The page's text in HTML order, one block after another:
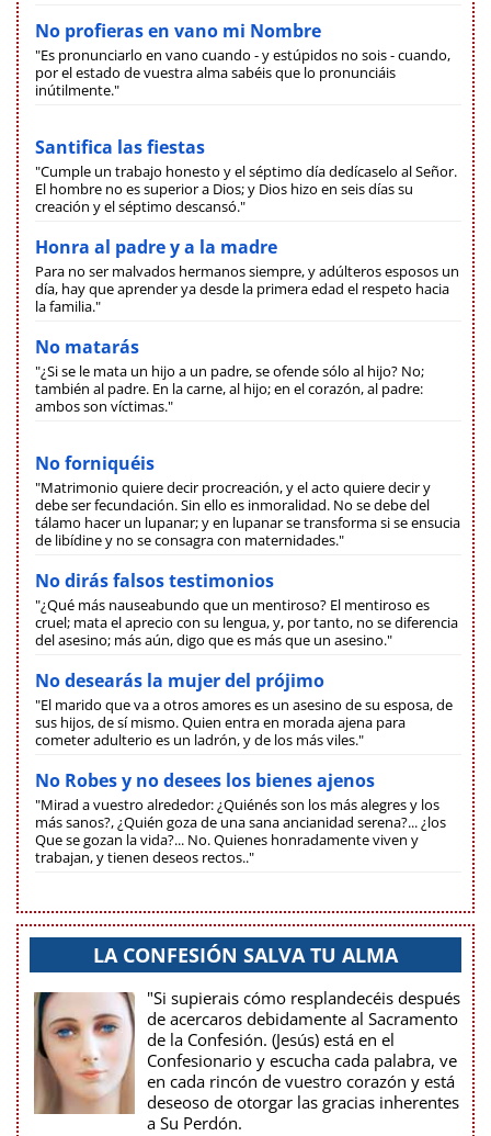
No profieras en vano mi Nombre
"Es pronunciarlo en vano cuando - y estúpidos no sois - cuando,
por el estado de vuestra alma sabéis que lo pronunciáis
inútilmente."
Santifica las fiestas
"Cumple un trabajo honesto y el séptimo día dedícaselo al Señor.
El hombre no es superior a Dios; y Dios hizo en seis días su
creación y el séptimo descansó."
Honra al padre y a la madre
Para no ser malvados hermanos siempre, y adúlteros esposos un
día, hay que aprender ya desde la primera edad el respeto hacia
la familia."
No matarás
"¿Si se le mata un hijo a un padre, se ofende sólo al hijo? No;
también al padre. En la carne, al hijo; en el corazón, al padre:
ambos son víctimas."
No forniquéis
"Matrimonio quiere decir procreación, y el acto quiere decir y
debe ser fecundación. Sin ello es inmoralidad. No se debe del
tálamo hacer un lupanar; y en lupanar se transforma si se ensucia
de libídine y no se consagra con maternidades."
No dirás falsos testimonios
"¿Qué más nauseabundo que un mentiroso? El mentiroso es
cruel; mata el aprecio con su lengua, y, por tanto, no se diferencia
del asesino; más aún, digo que es más que un asesino."
No desearás la mujer del prójimo
"El marido que va a otros amores es un asesino de su esposa, de
sus hijos, de sí mismo. Quien entra en morada ajena para
cometer adulterio es un ladrón, y de los más viles."
No Robes y no desees los bienes ajenos
"Mirad a vuestro alrededor: ¿Quiénés son los más alegres y los
más sanos?, ¿Quién goza de una sana ancianidad serena?... ¿los
Que se gozan la vida?... No. Quienes honradamente viven y
trabajan, y tienen deseos rectos.."
LA CONFESIÓN SALVA TU ALMA
"Si supierais cómo resplandecéis después
de acercaros debidamente al Sacramento
de la Confesión. (Jesús) está en el
Confesionario y escucha cada palabra, ve
en cada rincón de vuestro corazón y está
deseoso de otorgar las gracias inherentes
a Su Perdón.